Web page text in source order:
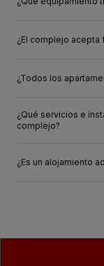
¿El complejo acepta
¿Todos los
¿Qué servicios e
complejo?
¿Es un alojamiento